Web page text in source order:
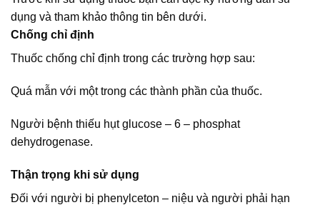
dụng và tham khảo thông tin bên dưới.
Chống chỉ định
Thuốc chống chỉ định trong các trường hợp sau:
Quá mẫn với một trong các thành phần của thuốc.
Người bệnh thiếu hụt glucose – 6 – phosphat
dehydrogenase.
Thận trọng khi sử dụng
Đối với người bị phenylceton – niệu và người phải hạn